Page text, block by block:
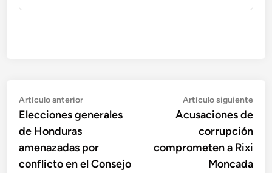
Navegación
de
entradas
Artículo anteriorArtículo
anterior:
Elecciones generales
de Honduras
amenazadas por
conflicto en el Consejo
Artículo siguiente
Acusaciones de
corrupción
comprometen a Rixi
Moncada